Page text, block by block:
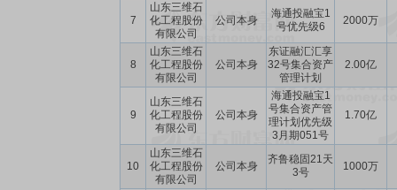
7
山东三维石
化工程股份
有限公司
公司本身
海通投融宝1
号优先级6
2000万
8
山东三维石
化工程股份
有限公司
公司本身
东证融汇汇享
32号集合资产
管理计划
2.00亿
9
山东三维石
化工程股份
有限公司
公司本身
海通投融宝1
号集合资产管
理计划优先级
3月期051号
1.70亿
10
山东三维石
化工程股份
有限公司
公司本身
齐鲁稳固21天
3号
1000万